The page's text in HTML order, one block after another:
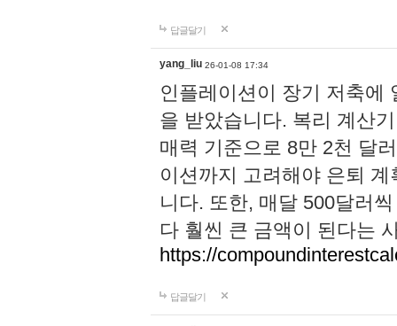
답글달기
yang_liu 26-01-08 17:34
인플레이션이 장기 저축에
을 받았습니다. 복리 계산
매력 기준으로 8만 2천 달
이션까지 고려해야 은퇴
니다. 또한, 매달 500달러
다 훨씬 큰 금액이 된다는
https://
답글달기